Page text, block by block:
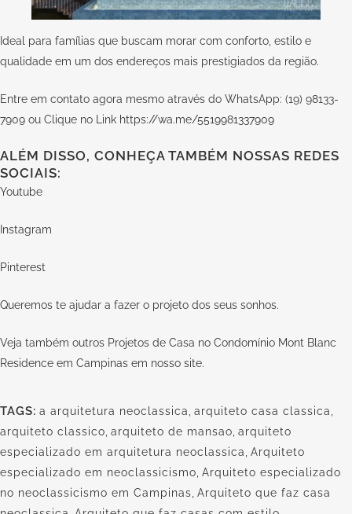
Ideal para famílias que buscam morar com conforto, estilo e
qualidade em um dos endereços mais prestigiados da região.
Entre em contato agora mesmo através do WhatsApp: (19) 98133-
7909 ou Clique no Link https://wa.me/5519981337909
ALÉM DISSO, CONHEÇA TAMBÉM NOSSAS REDES
SOCIAIS:
Youtube
Instagram
Pinterest
Queremos te ajudar a fazer o projeto dos seus sonhos.
Veja também outros Projetos de Casa no Condomínio Mont Blanc
Residence em Campinas em nosso site.
TAGS: a arquitetura neoclassica, arquiteto casa classica,
arquiteto classico, arquiteto de mansao, arquiteto
especializado em arquitetura neoclassica, Arquiteto
especializado em neoclassicismo, Arquiteto especializado
no neoclassicismo em Campinas, Arquiteto que faz casa